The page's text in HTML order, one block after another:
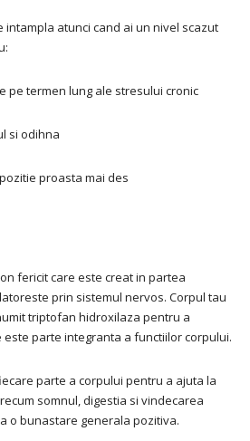
intampla atunci cand ai un nivel scazut
pe termen lung ale stresului cronic
si odihna
proasta mai des
fericit care este creat in partea
prin sistemul nervos. Corpul tau
triptofan hidroxilaza pentru a
parte integranta a functiilor corpului.
parte a corpului pentru a ajuta la
somnul, digestia si vindecarea
o bunastare generala pozitiva.